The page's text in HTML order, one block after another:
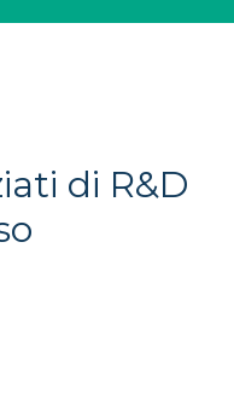
di R&D